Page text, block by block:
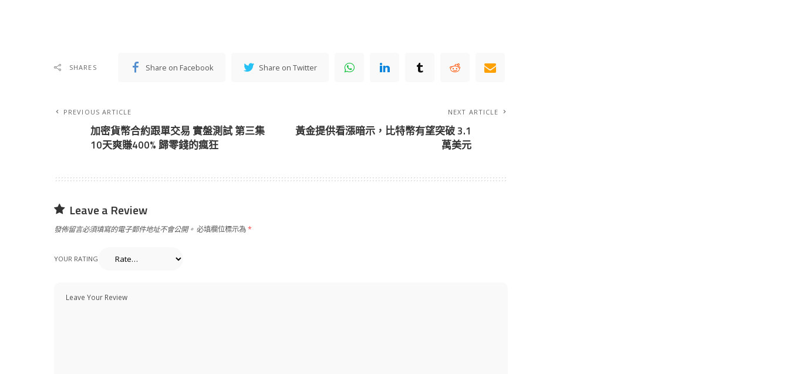
SHARES Share on Facebook Share on Twitter
PREVIOUS ARTICLE
加密貨幣合約跟單交易 實盤測試 第三集
10天爽賺400% 歸零錢的瘋狂
NEXT ARTICLE
黃金提供看漲暗示，比特幣有望突破 3.1
萬美元
Leave a Review
發佈留言必須填寫的電子郵件地址不會公開。 必填欄位標示為*
YOUR RATING